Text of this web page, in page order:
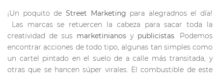
¡Un poquito de Street Marketing para alegradnos el día!
Las marcas se retuercen la cabeza para sacar toda la
creatividad de sus marketinianos y publicistas. Podemos
encontrar acciones de todo tipo, algunas tan simples como
un cartel pintado en el suelo de a calle más transitada, y
otras que se hancen súper virales. El combustible de este